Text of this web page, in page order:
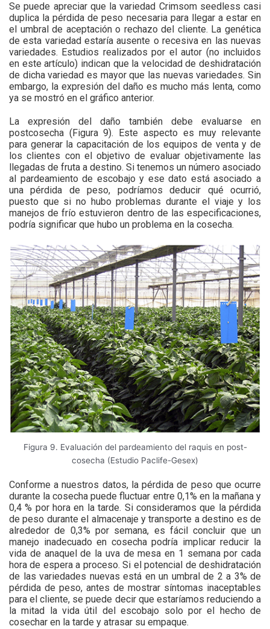
Se puede apreciar que la variedad Crimsom seedless casi
duplica la pérdida de peso necesaria para llegar a estar en
el umbral de aceptación o rechazo del cliente. La genética
de esta variedad estaría ausente o recesiva en las nuevas
variedades. Estudios realizados por el autor (no incluidos
en este artículo) indican que la velocidad de deshidratación
de dicha variedad es mayor que las nuevas variedades. Sin
embargo, la expresión del daño es mucho más lenta, como
ya se mostró en el gráfico anterior.
La expresión del daño también debe evaluarse en
postcosecha (Figura 9). Este aspecto es muy relevante
para generar la capacitación de los equipos de venta y de
los clientes con el objetivo de evaluar objetivamente las
llegadas de fruta a destino. Si tenemos un número asociado
al pardeamiento de escobajo y ese dato está asociado a
una pérdida de peso, podríamos deducir qué ocurrió,
puesto que si no hubo problemas durante el viaje y los
manejos de frío estuvieron dentro de las especificaciones,
podría significar que hubo un problema en la cosecha.
Figura 9. Evaluación del pardeamiento del raquis en post-
cosecha (Estudio Paclife-Gesex)
Conforme a nuestros datos, la pérdida de peso que ocurre
durante la cosecha puede fluctuar entre 0,1% en la mañana y
0,4 % por hora en la tarde. Si consideramos que la pérdida
de peso durante el almacenaje y transporte a destino es de
alrededor de 0,3% por semana, es fácil concluir que un
manejo inadecuado en cosecha podría implicar reducir la
vida de anaquel de la uva de mesa en 1 semana por cada
hora de espera a proceso. Si el potencial de deshidratación
de las variedades nuevas está en un umbral de 2 a 3% de
pérdida de peso, antes de mostrar síntomas inaceptables
para el cliente, se puede decir que estaríamos reduciendo a
la mitad la vida útil del escobajo solo por el hecho de
cosechar en la tarde y atrasar su empaque.